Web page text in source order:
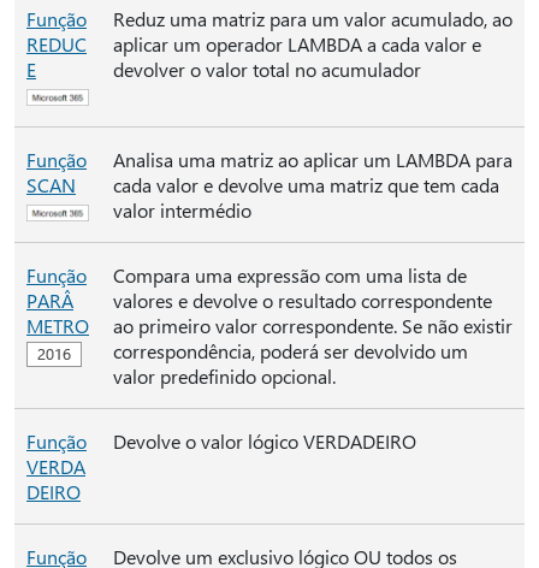
Função
REDUC
E
Reduz uma matriz para um valor acumulado, ao
aplicar um operador LAMBDA a cada valor e
devolver o valor total no acumulador
Função
SCAN
Analisa uma matriz ao aplicar um LAMBDA para
cada valor e devolve uma matriz que tem cada
valor intermédio
Função
PARÂ
METRO
Compara uma expressão com uma lista de
valores e devolve o resultado correspondente
ao primeiro valor correspondente. Se não existir
correspondência, poderá ser devolvido um
valor predefinido opcional.
Função
VERDA
DEIRO
Devolve o valor lógico VERDADEIRO
Função Devolve um exclusivo lógico OU todos os